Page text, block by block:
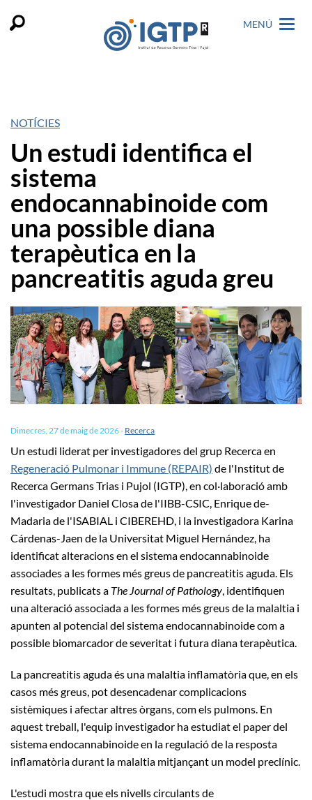
MENÚ
NOTÍCIES
Un estudi identifica el
sistema
endocannabinoide com
una possible diana
terapèutica en la
pancreatitis aguda greu
Dimecres, 27 de maig de 2026- Recerca
Un estudi liderat per investigadores del grup Recerca en
Regeneració Pulmonar i Immune (REPAIR) de l'Institut de
Recerca Germans Trias i Pujol (IGTP), en col·laboració amb
l'investigador Daniel Closa de l'IIBB-CSIC, Enrique de-
Madaria de l'ISABIAL i CIBEREHD, i la investigadora Karina
Cárdenas-Jaen de la Universitat Miguel Hernández, ha
identificat alteracions en el sistema endocannabinoide
associades a les formes més greus de pancreatitis aguda. Els
resultats, publicats a The Journal of Pathology , identifiquen
una alteració associada a les formes més greus de la malaltia i
apunten al potencial del sistema endocannabinoide com a
possible biomarcador de severitat i futura diana terapèutica.
La pancreatitis aguda és una malaltia inflamatòria que, en els
casos més greus, pot desencadenar complicacions
sistèmiques i afectar altres òrgans, com els pulmons. En
aquest treball, l'equip investigador ha estudiat el paper del
sistema endocannabinoide en la regulació de la resposta
inflamatòria durant la malaltia mitjançant un model preclínic.
L'estudi mostra que els nivells circulants de